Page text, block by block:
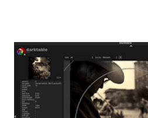
'Bullseye' ), não há caminho de
anteriores do AV Linux e você
imagem ISO. são, certamente
O trabalho nesta versão trouxe o